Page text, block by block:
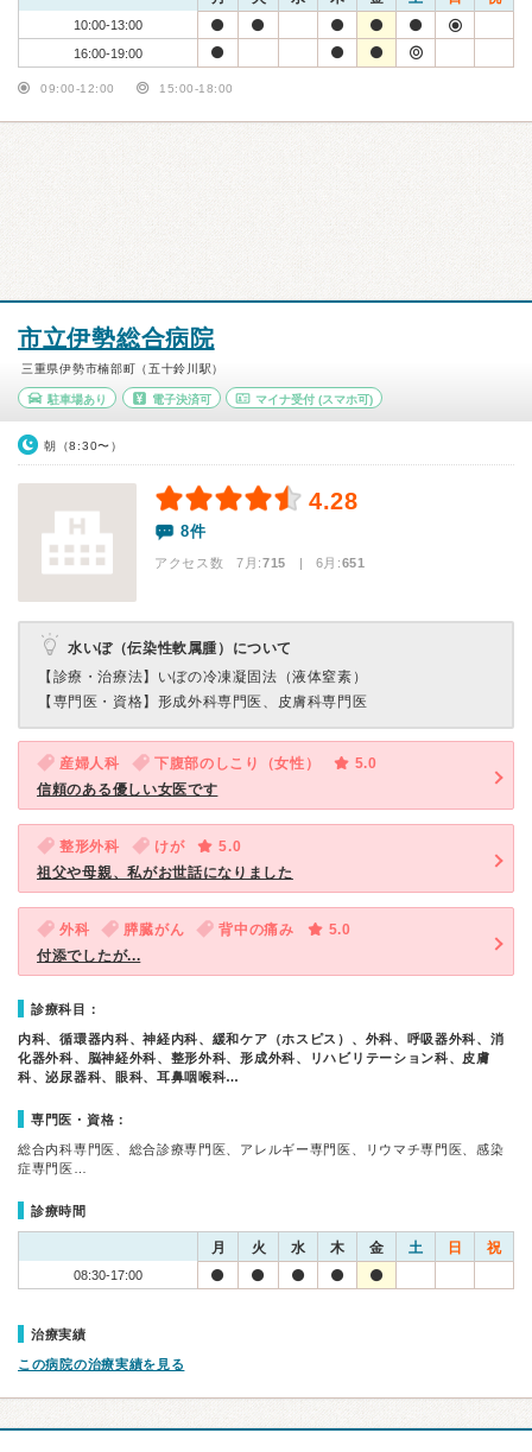
10:00-13:00
16:00-19:00
09:00-12:00 15:00-18:00
市立伊勢総合病院
三重県伊勢市楠部町（五十鈴川駅）
駐車場あり 電子決済可 マイナ受付 (スマホ可)
朝（8:30〜）
4.28
8件
アクセス数 7月:715 | 6月:651
水いぼ（伝染性軟属腫）について
【診療・治療法】 いぼの冷凍凝固法（液体窒素）
【専門医・資格】 形成外科専門医、皮膚科専門医
産婦人科 下腹部のしこり（女性）
5.0
信頼のある優しい女医です
整形外科 けが
5.0
祖父や母親、私がお世話になりました
外科 膵臓がん 背中の痛み
5.0
付添でしたが...
診療科目：
内科、循環器内科、神経内科、緩和ケア（ホスピス）、外科、呼吸器外科、消
化器外科、脳神経外科、整形外科、形成外科、リハビリテーション科、皮膚
科、泌尿器科、眼科、耳鼻咽喉科…
専門医・資格：
総合内科専門医、総合診療専門医、アレルギー専門医、リウマチ専門医、感染
症専門医…
診療時間
月 火 水 木 金 土 日 祝
08:30-17:00
治療実績
この病院の治療実績を見る